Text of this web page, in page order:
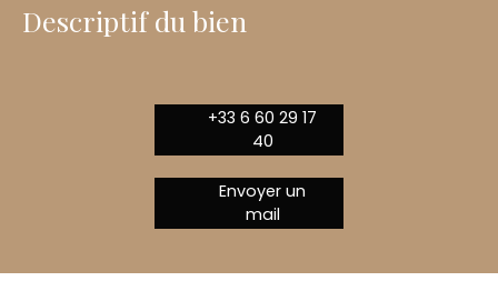
Descriptif du bien
+33 6 60 29 17
40
Envoyer un
mail